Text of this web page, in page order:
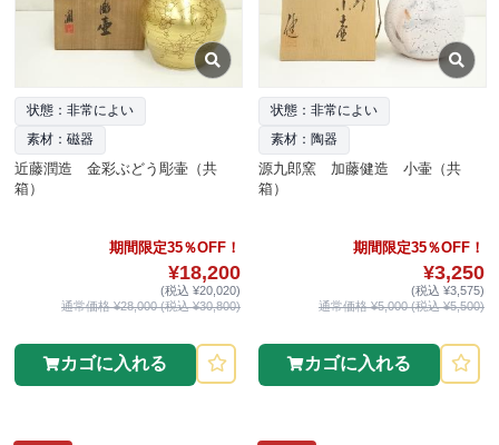
状態：非常によい
素材：磁器
近藤潤造 金彩ぶどう彫壷（共
箱）
期間限定35％OFF！
¥18,200
(税込 ¥20,020)
通常価格 ¥28,000 (税込 ¥30,800)
カゴに入れる
状態：非常によい
素材：陶器
源九郎窯 加藤健造 小壷（共
箱）
期間限定35％OFF！
¥3,250
(税込 ¥3,575)
通常価格 ¥5,000 (税込 ¥5,500)
カゴに入れる